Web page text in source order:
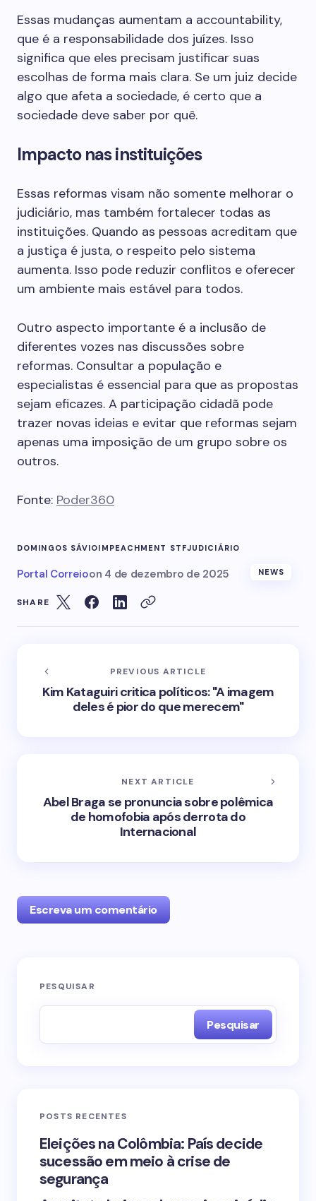
Essas mudanças aumentam a accountability,
que é a responsabilidade dos juízes. Isso
significa que eles precisam justificar suas
escolhas de forma mais clara. Se um juiz decide
algo que afeta a sociedade, é certo que a
sociedade deve saber por quê.
Impacto nas instituições
Essas reformas visam não somente melhorar o
judiciário, mas também fortalecer todas as
instituições. Quando as pessoas acreditam que
a justiça é justa, o respeito pelo sistema
aumenta. Isso pode reduzir conflitos e oferecer
um ambiente mais estável para todos.
Outro aspecto importante é a inclusão de
diferentes vozes nas discussões sobre
reformas. Consultar a população e
especialistas é essencial para que as propostas
sejam eficazes. A participação cidadã pode
trazer novas ideias e evitar que reformas sejam
apenas uma imposição de um grupo sobre os
outros.
Fonte: Poder360
DOMINGOS SÁVIOIMPEACHMENT STFJUDICIÁRIO
Portal Correioon 4 de dezembro de 2025 NEWS
SHARE
PREVIOUS ARTICLE
Kim Kataguiri critica políticos: "A imagem
deles é pior do que merecem"
NEXT ARTICLE
Abel Braga se pronuncia sobre polêmica
de homofobia após derrota do
Internacional
Escreva um comentário
O seu endereço de e-mail não será publicado.
Your Comment *
PESQUISAR
Pesquisar
POSTS RECENTES
Eleições na Colômbia: País decide
sucessão em meio à crise de
segurança